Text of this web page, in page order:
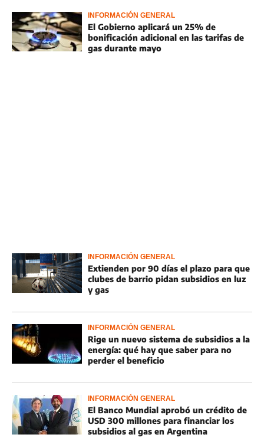
INFORMACIÓN GENERAL
El Gobierno aplicará un 25% de
bonificación adicional en las tarifas de
gas durante mayo
INFORMACIÓN GENERAL
Extienden por 90 días el plazo para que
clubes de barrio pidan subsidios en luz
y gas
INFORMACIÓN GENERAL
Rige un nuevo sistema de subsidios a la
energía: qué hay que saber para no
perder el beneficio
INFORMACIÓN GENERAL
El Banco Mundial aprobó un crédito de
USD 300 millones para financiar los
subsidios al gas en Argentina